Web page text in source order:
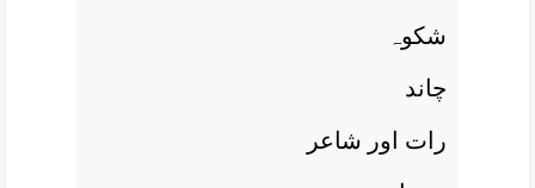
شکوہ
چاند
رات اور شاعر